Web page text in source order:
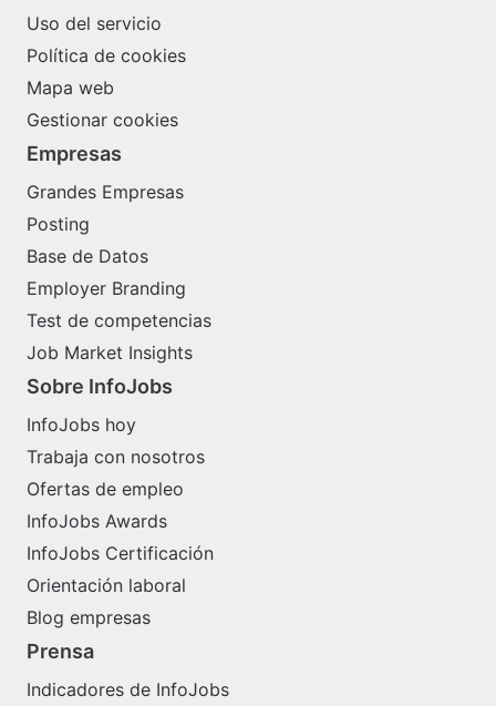
Uso del servicio
Política de cookies
Mapa web
Gestionar cookies
Empresas
Grandes Empresas
Posting
Base de Datos
Employer Branding
Test de competencias
Job Market Insights
Sobre InfoJobs
InfoJobs hoy
Trabaja con nosotros
Ofertas de empleo
InfoJobs Awards
InfoJobs Certificación
Orientación laboral
Blog empresas
Prensa
Indicadores de InfoJobs